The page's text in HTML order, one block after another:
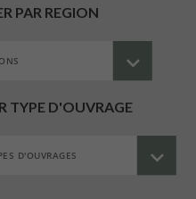
PAR REGION
TYPE D'OUVRAGE